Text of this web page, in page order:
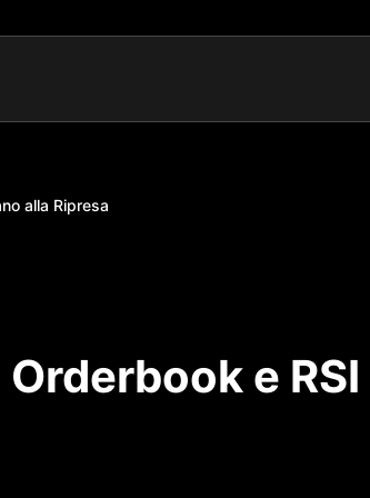
alla Ripresa
e RSI